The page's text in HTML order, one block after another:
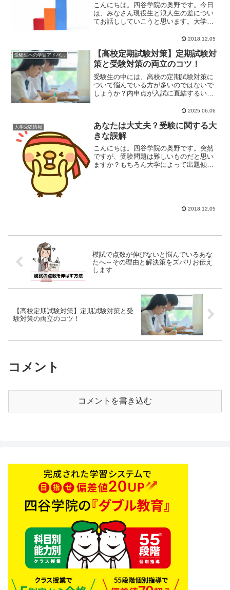
こんにちは。四谷学院の奥野です。今日
は、みなさん現役生と浪人生の差につい
てお話ししていこうと思います。大学受
2018.12.05
受験生への学習アドバイス
【高校定期試験対策】定期試験対
策と受験対策の両立のコツ！
受験生の中には、高校の定期試験対策に
ついて悩んでいる方が多いのではないで
しょうか？内申点が入試に直結するいわ
2025.06.06
大学受験情報
あなたは大丈夫？受験に関する大
きな誤解
こんにちは。四谷学院の奥野です。突然
ですが、受験問題は難しいものだと思い
ますか？もちろん大学によって出題傾向
2018.12.05
模試で点数が伸びないと悩んでいるあな
たへ～その理由と解決策をズバリお伝え
します
【高校定期試験対策】定期試験対策と受
験対策の両立のコツ！
コメント
コメントを書き込む